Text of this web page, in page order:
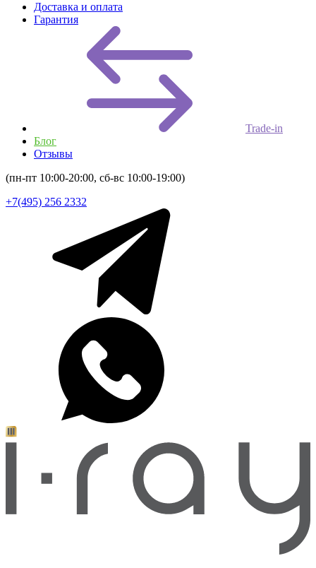
Доставка и оплата
Гарантия
Trade-in
Блог
Отзывы
(пн-пт 10:00-20:00, сб-вс 10:00-19:00)
+7(495) 256 2332